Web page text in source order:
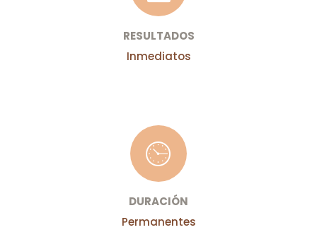
RESULTADOS
Inmediatos
DURACIÓN
Permanentes